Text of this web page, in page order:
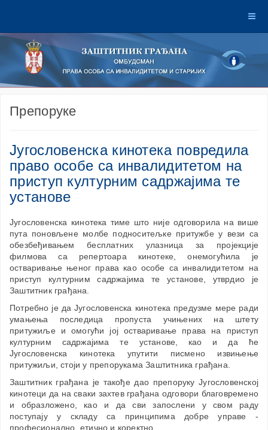
Препоруке
Југословенска кинотека повредила
право особе са инвалидитетом на
приступ културним садржајима те
установе
Југословенска кинотека тиме што није одговорила на више
пута поновљене молбе подноситељке притужбе у вези са
обезбеђивањем бесплатних улазница за пројекције
филмова са репертоара кинотеке, онемогућила је
остваривање њеног права као особе са инвалидитетом на
приступ културним садржајима те установе, утврдио је
Заштитник грађана.
Потребно је да Југословенска кинотека предузме мере ради
умањења последица пропуста учињених на штету
притужиље и омогући јој остваривање права на приступ
културним садржајима те установе, као и да ће
Југословенска кинотека упутити писмено извињење
притужиљи, стоји у препорукама Заштитника грађана.
Заштитник грађана је такође дао препоруку Југословенској
кинотеци да на сваки захтев грађана одговори благовремено
и образложено, као и да сви запослени у свом раду
поступају у складу са принципима добре управе -
професионално, етично и коректно.